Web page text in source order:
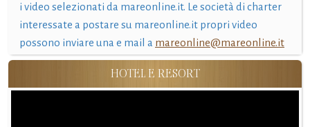
i video selezionati da mareonline.it. Le società di charter
interessate a postare su mareonline.it propri video
possono inviare una e mail a mareonline@mareonline.it
HOTEL E RESORT